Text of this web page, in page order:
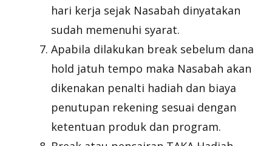
hari kerja sejak Nasabah dinyatakan
sudah memenuhi syarat.
Apabila dilakukan break sebelum dana
hold jatuh tempo maka Nasabah akan
dikenakan penalti hadiah dan biaya
penutupan rekening sesuai dengan
ketentuan produk dan program.